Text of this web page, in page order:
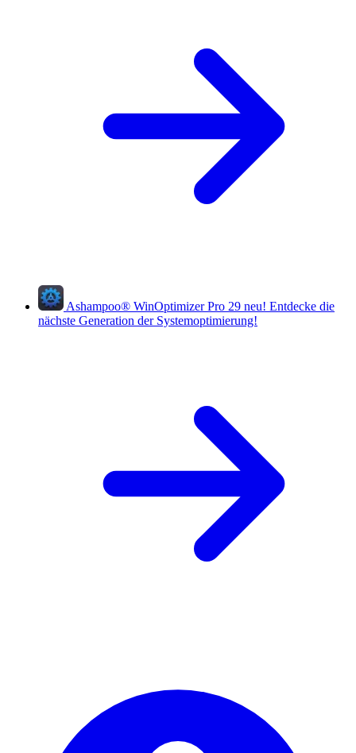
Ashampoo® WinOptimizer Pro 29 neu! Entdecke die
nächste Generation der Systemoptimierung!